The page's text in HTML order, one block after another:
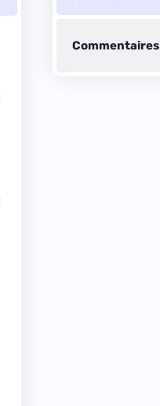
Commentaires